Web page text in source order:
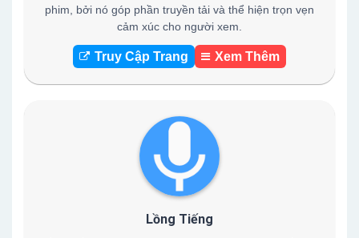
phim, bởi nó góp phần truyền tải và thể hiện trọn vẹn
cảm xúc cho người xem.
Truy Cập Trang Xem Thêm
Lồng Tiếng